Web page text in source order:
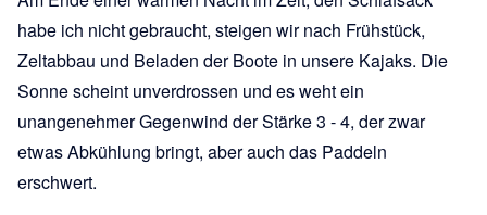
habe ich nicht gebraucht, steigen wir nach Frühstück,
Zeltabbau und Beladen der Boote in unsere Kajaks. Die
Sonne scheint unverdrossen und es weht ein
unangenehmer Gegenwind der Stärke 3 - 4, der zwar
etwas Abkühlung bringt, aber auch das Paddeln
erschwert.